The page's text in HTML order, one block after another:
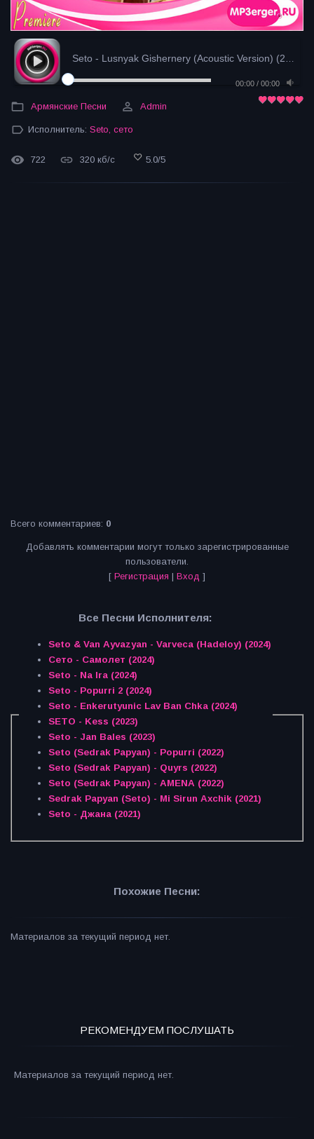
00:00 / 00:00
Армянские Песни Admin
Исполнитель: Seto сето
722 320 кб/с 5.0/5
Всего комментариев: 0
Добавлять комментарии могут только зарегистрированные
пользователи.
[ Регистрация | Вход ]
Все Песни Исполнителя:
Seto & Van Ayvazyan - Varveca (Hadeloy) (2024)
Сето - Самолет (2024)
Seto - Na Ira (2024)
Seto - Popurri 2 (2024)
Seto - Enkerutyunic Lav Ban Chka (2024)
SETO - Kess (2023)
Seto - Jan Bales (2023)
Seto (Sedrak Papyan) - Popurri (2022)
Seto (Sedrak Papyan) - Quyrs (2022)
Seto (Sedrak Papyan) - AMENA (2022)
Sedrak Papyan (Seto) - Mi Sirun Axchik (2021)
Seto - Джана (2021)
Похожие Песни:
Материалов за текущий период нет.
РЕКОМЕНДУЕМ ПОСЛУШАТЬ
Материалов за текущий период нет.